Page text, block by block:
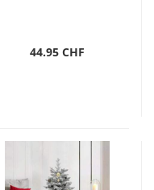
44.95 CHF